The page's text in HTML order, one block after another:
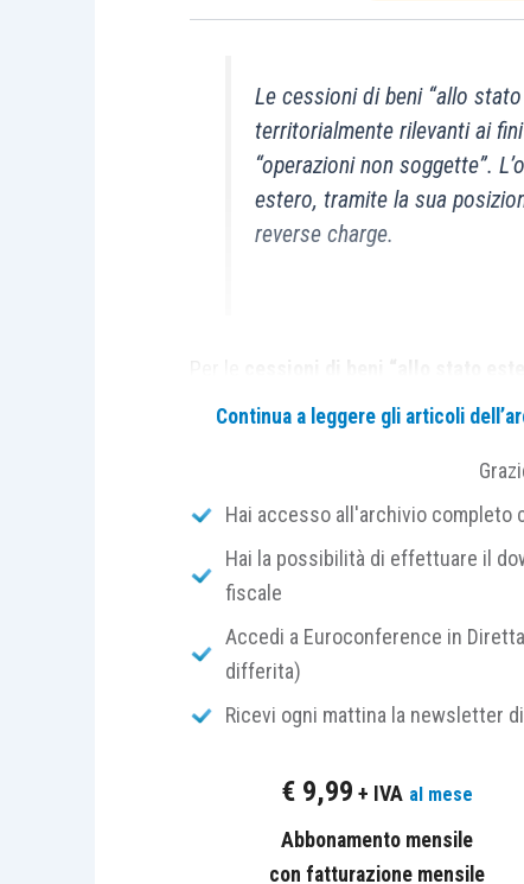
Le cessioni di beni “allo
territorialmente rilevanti ai
“operazioni non soggette”.
estero, tramite la sua
reverse charge.
quelle aventi per oggetto beni in
Si tratta delle ipotesi, previste dal
dell’Unione):
delle merci in regime di
delle merci in
di custodia delle merci nelle
Per le cessioni di cui sopra, esigenze
Continua a leggere gli articoli
Hai accesso all'archivio completo
Hai la possibilità di effettuare il
fiscale
Accedi a Euroconference in
differita)
Ricevi ogni mattina la newsletter
€ 9,99 + IVA al mese
Abbonamento mensile
con fatturazione mensile